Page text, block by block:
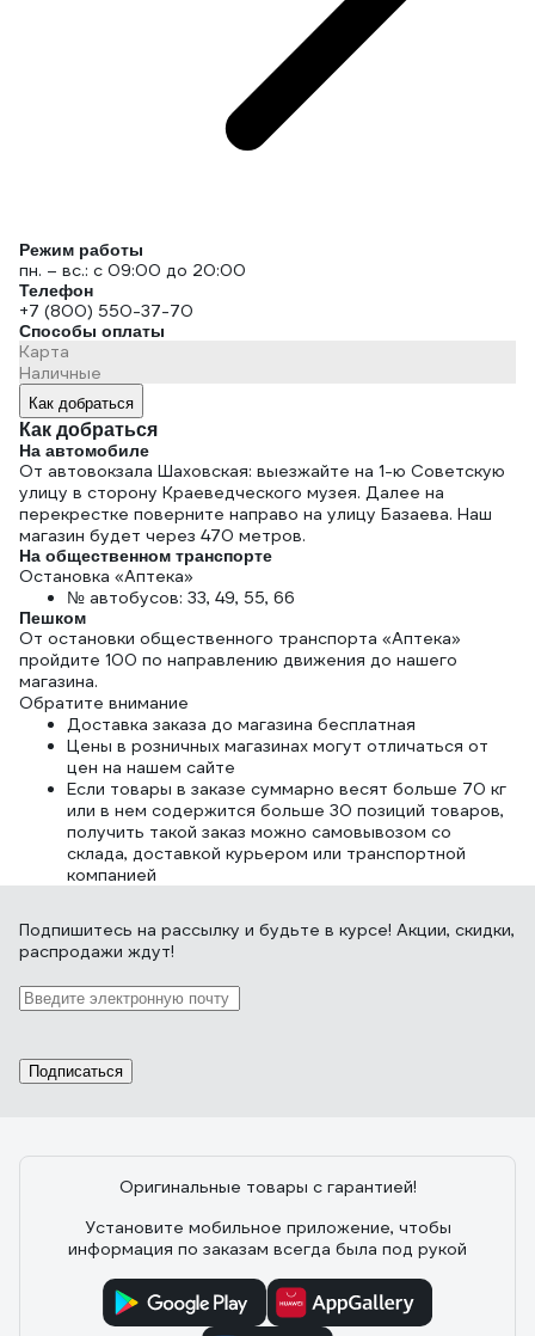
Режим работы
пн. – вс.: с 09:00 до 20:00
Телефон
+7 (800) 550-37-70
Способы оплаты
Карта
Наличные
Как добраться
Как добраться
На автомобиле
От автовокзала Шаховская: выезжайте на 1-ю Советскую
улицу в сторону Краеведческого музея. Далее на
перекрестке поверните направо на улицу Базаева. Наш
магазин будет через 470 метров.
На общественном транспорте
Остановка «Аптека»
№ автобусов: 33, 49, 55, 66
Пешком
От остановки общественного транспорта «Аптека»
пройдите 100 по направлению движения до нашего
магазина.
Обратите внимание
Доставка заказа до магазина бесплатная
Цены в розничных магазинах могут отличаться от
цен на нашем сайте
Если товары в заказе суммарно весят больше 70 кг
или в нем содержится больше 30 позиций товаров,
получить такой заказ можно самовывозом со
склада, доставкой курьером или транспортной
компанией
Подпишитесь на рассылку и будьте в курсе! Акции, скидки,
распродажи ждут!
Подписаться
Оригинальные товары с гарантией!
Установите мобильное приложение, чтобы
информация по заказам всегда была под рукой